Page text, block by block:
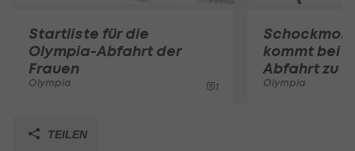
Startliste für die
Olympia-Abfahrt der
Frauen
Olympia 1
kommt bei
Abfahrt zu
Olympia
TEILEN